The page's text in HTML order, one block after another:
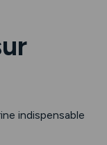
indispensable